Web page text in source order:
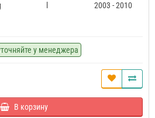
2003 - 2010
у менеджера
В корзину